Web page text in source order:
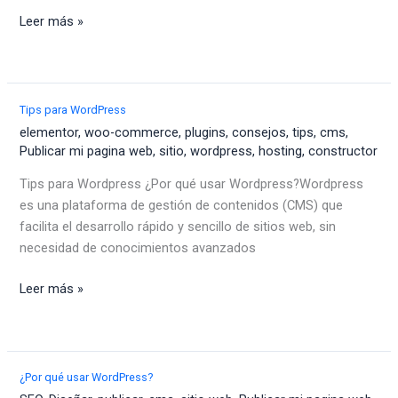
¿Para
WordPress?
Leer más »
Tips para WordPress
elementor,woo-commerce,plugins,consejos,tips,cms,
Publicar mi pagina web,sitio,wordpress,hosting,constructor
Tips para Wordpress ¿Por qué usar Wordpress?Wordpress
es una plataforma de gestión de contenidos (CMS) que
facilita el desarrollo rápido y sencillo de sitios web, sin
necesidad de conocimientos avanzados
Tips
Leer más »
¿Por qué usar WordPress?